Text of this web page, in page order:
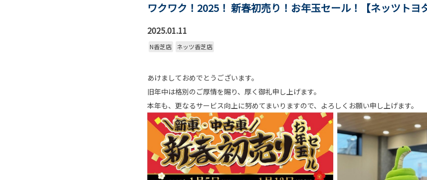
ワクワク！2025！ 新春初売り！お年玉セール！【ネッツトヨ
2025.01.11
N香芝店 ネッツ香芝店
あけましておめでとうございます。
旧年中は格別のご厚情を賜り、厚く御礼申し上げます。
本年も、更なるサービス向上に努めてまいりますので、よろしくお願い申し上げます。